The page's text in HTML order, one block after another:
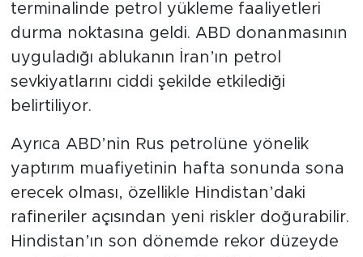
terminalinde petrol yükleme faaliyetleri
durma noktasına geldi. ABD donanmasının
uyguladığı ablukanın İran’ın petrol
sevkiyatlarını ciddi şekilde etkilediği
belirtiliyor.
Ayrıca ABD’nin Rus petrolüne yönelik
yaptırım muafiyetinin hafta sonunda sona
erecek olması, özellikle Hindistan’daki
rafineriler açısından yeni riskler doğurabilir.
Hindistan’ın son dönemde rekor düzeyde